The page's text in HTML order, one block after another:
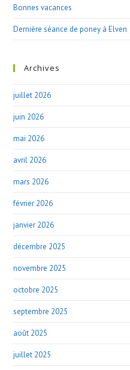
Bonnes vacances
Dernière séance de poney à Elven
Archives
juillet 2026
juin 2026
mai 2026
avril 2026
mars 2026
février 2026
janvier 2026
décembre 2025
novembre 2025
octobre 2025
septembre 2025
août 2025
juillet 2025